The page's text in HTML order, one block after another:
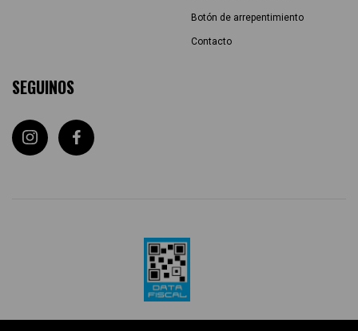
Botón de arrepentimiento
Contacto
SEGUINOS